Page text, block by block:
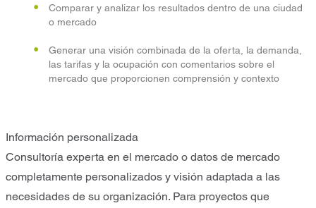
Comparar y analizar los resultados dentro de una ciudad
o mercado
Generar una visión combinada de la oferta, la demanda,
las tarifas y la ocupación con comentarios sobre el
mercado que proporcionen comprensión y contexto
Información personalizada
Consultoría experta en el mercado o datos de mercado
completamente personalizados y visión adaptada a las
necesidades de su organización. Para proyectos que